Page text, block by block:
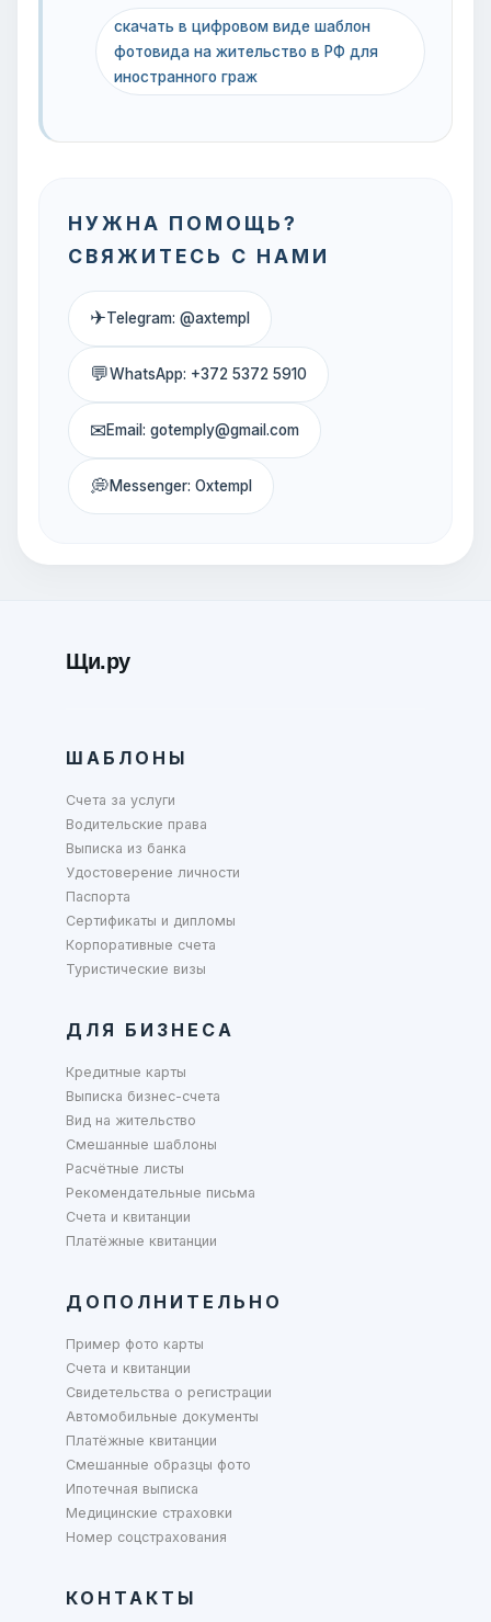
скачать в цифровом виде шаблон
фотовида на жительство в РФ для
иностранного граж
НУЖНА ПОМОЩЬ?
СВЯЖИТЕСЬ С НАМИ
✈Telegram: @axtempl
💬WhatsApp: +372 5372 5910
✉Email: gotemply@gmail.com
💭Messenger: Oxtempl
Щи.ру
ШАБЛОНЫ
Счета за услуги
Водительские права
Выписка из банка
Удостоверение личности
Паспорта
Сертификаты и дипломы
Корпоративные счета
Туристические визы
ДЛЯ БИЗНЕСА
Кредитные карты
Выписка бизнес-счета
Вид на жительство
Смешанные шаблоны
Расчётные листы
Рекомендательные письма
Счета и квитанции
Платёжные квитанции
ДОПОЛНИТЕЛЬНО
Пример фото карты
Счета и квитанции
Свидетельства о регистрации
Автомобильные документы
Платёжные квитанции
Смешанные образцы фото
Ипотечная выписка
Медицинские страховки
Номер соцстрахования
КОНТАКТЫ